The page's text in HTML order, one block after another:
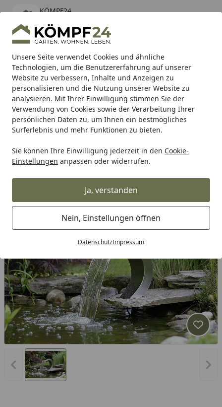
Unsere Seite verwendet Cookies und ähnliche
Technologien, um die Benutzererfahrung auf unserer
Website zu verbessern, Inhalte und Anzeigen zu
personalisieren und die Nutzung unserer Website zu
analysieren. Mit Ihrer Einwilligung stimmen Sie der
Verwendung von Cookies sowie der Verarbeitung Ihrer
persönlichen Daten zu, um Ihnen ein bestmögliches
Surferlebnis und mehr Funktionen zu bieten.
Sie können Ihre Einwilligung jederzeit in den Cookie-
Einstellungen anpassen oder widerrufen.
Ja, verstanden
Nein, Einstellungen öffnen
DatenschutzImpressum
KÖMPF24
kostenlos - Im App Store
Hotline
Alle Produkte
Mein Konto
Suchen
Karibu Pools inkl. gratis Sandfilteranlage & Pool-
Starterset (Gesamtwert bis 468,99€)
Startseite
Alles für den Garten Brunnen & Wasserspiele
Ubbink Mamba S LED Design
Vorheriges Bild anzeigen